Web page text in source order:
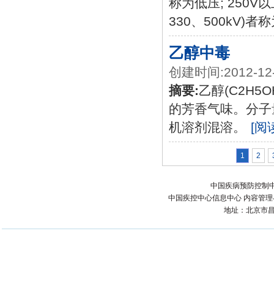
330、500kV)者
乙醇中毒
创建时间:2012-
摘要:乙醇
的芳香气味。分
机溶剂混溶。
[阅
1 2
中国疾病预防控制
中国疾控中心信息中心 内容管
地址：北京市